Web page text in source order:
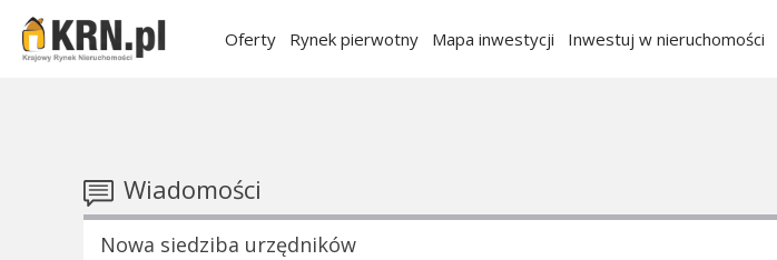
Oferty Rynek pierwotny Mapa inwestycji Inwestuj w nieruchomości
Wiadomości
Nowa siedziba urzędników